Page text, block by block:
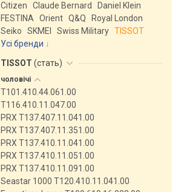
Citizen
Claude Bernard
Daniel Klein
FESTINA
Orient Q&Q
Royal London
Seiko
SKMEI Swiss Military TISSOT
Усі бренди
TISSOT (стать)
чоловічі
T101.410.44.061.00
T116.410.11.047.00
PRX T137.407.11.041.00
PRX T137.407.11.351.00
PRX T137.410.11.041.00
PRX T137.410.11.051.00
PRX T137.410.11.091.00
Seastar 1000 T120.410.11.041.00